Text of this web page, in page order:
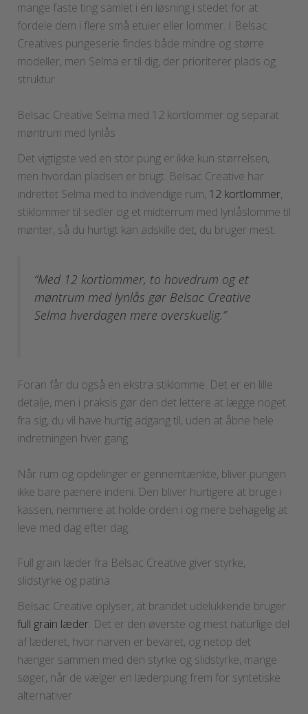
mange faste ting samlet i én løsning i stedet for at
fordele dem i flere små etuier eller lommer. I Belsac
Creatives pungeserie findes både mindre og større
modeller, men Selma er til dig, der prioriterer plads og
struktur.
Belsac Creative Selma med 12 kortlommer og separat
møntrum med lynlås
Det vigtigste ved en stor pung er ikke kun størrelsen,
men hvordan pladsen er brugt. Belsac Creative har
indrettet Selma med to indvendige rum, 12 kortlommer,
stiklommer til sedler og et midterrum med lynlåslomme til
mønter, så du hurtigt kan adskille det, du bruger mest.
“Med 12 kortlommer, to hovedrum og et
møntrum med lynlås gør Belsac Creative
Selma hverdagen mere overskuelig.”
Foran får du også en ekstra stiklomme. Det er en lille
detalje, men i praksis gør den det lettere at lægge noget
fra sig, du vil have hurtig adgang til, uden at åbne hele
indretningen hver gang.
Når rum og opdelinger er gennemtænkte, bliver pungen
ikke bare pænere indeni. Den bliver hurtigere at bruge i
kassen, nemmere at holde orden i og mere behagelig at
leve med dag efter dag.
Full grain læder fra Belsac Creative giver styrke,
slidstyrke og patina
Belsac Creative oplyser, at brandet udelukkende bruger
full grain læder. Det er den øverste og mest naturlige del
af læderet, hvor narven er bevaret, og netop det
hænger sammen med den styrke og slidstyrke, mange
søger, når de vælger en læderpung frem for syntetiske
alternativer.